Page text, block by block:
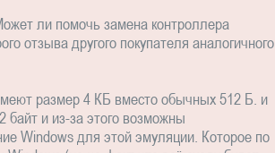
ли помочь замена контроллера
отзыва другого покупателя аналогичного
размер 4 КБ вместо обычных 512 Б. и
байт и из-за этого возможны
Windows для этой эмуляции. Которое по